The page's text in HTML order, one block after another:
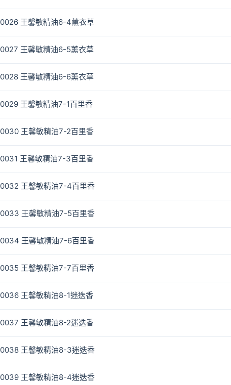
0026 王馨敏精油6-4薰衣草
0027 王馨敏精油6-5薰衣草
0028 王馨敏精油6-6薰衣草
0029 王馨敏精油7-1百里香
0030 王馨敏精油7-2百里香
0031 王馨敏精油7-3百里香
0032 王馨敏精油7-4百里香
0033 王馨敏精油7-5百里香
0034 王馨敏精油7-6百里香
0035 王馨敏精油7-7百里香
0036 王馨敏精油8-1迷迭香
0037 王馨敏精油8-2迷迭香
0038 王馨敏精油8-3迷迭香
0039 王馨敏精油8-4迷迭香